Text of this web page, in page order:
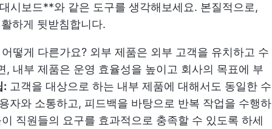
시보드**와 같은 도구를 생각해보세요. 본질적으로,
하게 뒷받침합니다.
떻게 다른가요? 외부 제품은 외부 고객을 유치하고 수
, 내부 제품은 운영 효율성을 높이고 회사의 목표에 부
: 고객을 대상으로 하는 내부 제품에 대해서도 동일한 수
자와 소통하고, 피드백을 바탕으로 반복 작업을 수행하
직원들의 요구를 효과적으로 충족할 수 있도록 하세